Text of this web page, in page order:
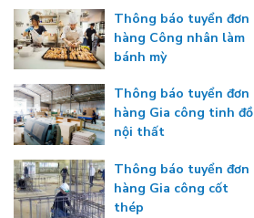
Thông báo tuyển đơn
hàng Công nhân làm
bánh mỳ
Thông báo tuyển đơn
hàng Gia công tinh đồ
nội thất
Thông báo tuyển đơn
hàng Gia công cốt
thép